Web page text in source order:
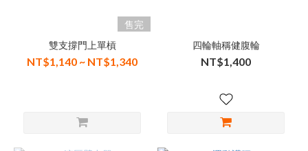
售完
雙支撐門上單槓
NT$1,140 ~ NT$1,340
四輪軸稱健腹輪
NT$1,400